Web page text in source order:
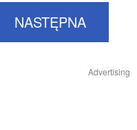
NASTĘPNA
Advertising